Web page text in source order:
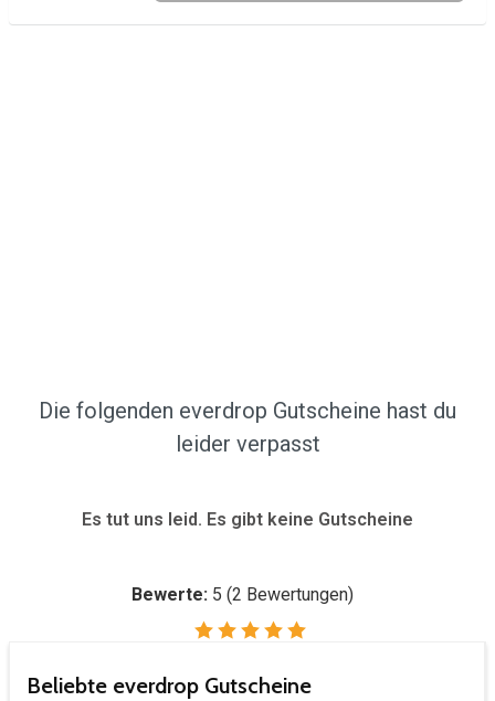
Die folgenden everdrop Gutscheine hast du
leider verpasst
Es tut uns leid. Es gibt keine Gutscheine
Bewerte: 5 (2 Bewertungen)
Beliebte everdrop Gutscheine